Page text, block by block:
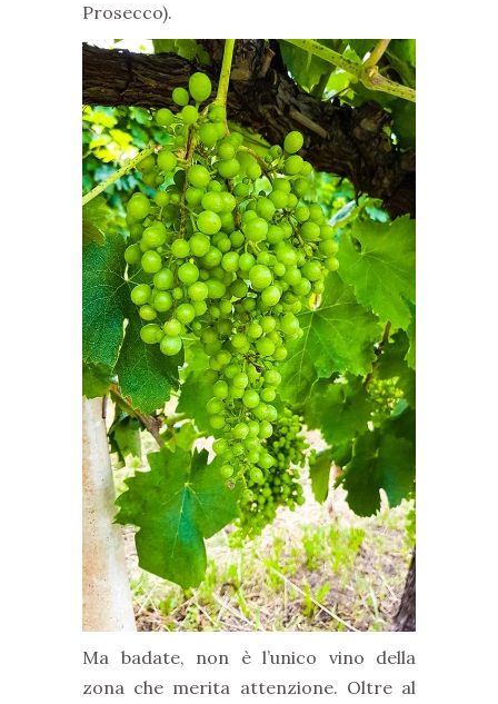
Prosecco).
Ma badate, non è l’unico vino della
zona che merita attenzione. Oltre al